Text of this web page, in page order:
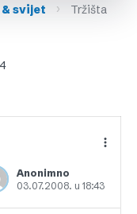
svijet ›
Tržišta
4
Anonimno
03.07.2008. u 18:43
u favorite